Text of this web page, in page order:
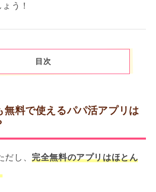
う！
目次
無料で使えるパパ活アプリは
だし、完全無料のアプリはほとん